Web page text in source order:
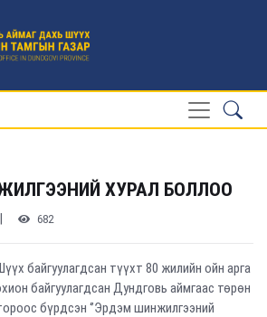
ХУРАЛ БОЛЛОО
682
байгуулагдсан түүхт 80 жилийн ойн арга
байгуулагдсан Дундговь аймгаас төрөн
бүрдсэн ‘’Эрдэм шинжилгээний